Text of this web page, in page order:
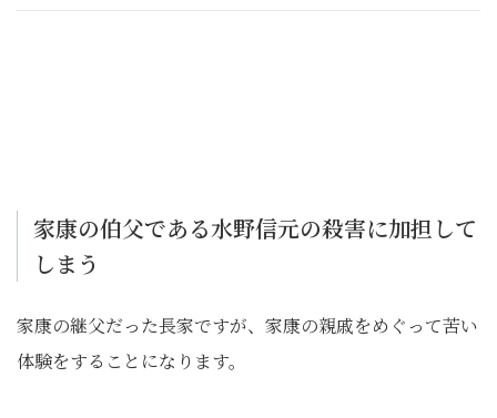
家康の伯父である水野信元の殺害に加担して
しまう
家康の継父だった長家ですが、家康の親戚をめぐって苦い
体験をすることになります。